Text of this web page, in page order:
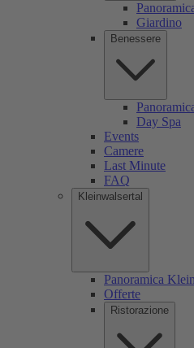
Giardino
Benessere
Day Spa
Events
Camere
Last Minute
FAQ
Kleinwalsertal
Panoramica
Offerte
Ristorazione